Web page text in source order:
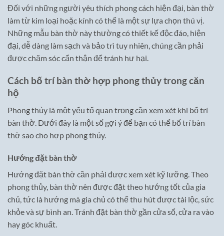
Đối với những người yêu thích phong cách hiện đại, bàn thờ
làm từ kim loại hoặc kính có thể là một sự lựa chọn thú vị.
Những mẫu bàn thờ này thường có thiết kế độc đáo, hiện
đại, dễ dàng làm sạch và bảo trì tuy nhiên, chúng cần phải
được chăm sóc cẩn thận để tránh hư hại.
Cách bố trí bàn thờ hợp phong thủy trong căn
hộ
Phong thủy là một yếu tố quan trọng cần xem xét khi bố trí
bàn thờ. Dưới đây là một số gợi ý để bạn có thể bố trí bàn
thờ sao cho hợp phong thủy.
Hướng đặt bàn thờ
Hướng đặt bàn thờ cần phải được xem xét kỹ lưỡng. Theo
phong thủy, bàn thờ nên được đặt theo hướng tốt của gia
chủ, tức là hướng mà gia chủ có thể thu hút được tài lộc, sức
khỏe và sự bình an. Tránh đặt bàn thờ gần cửa sổ, cửa ra vào
hay góc khuất.